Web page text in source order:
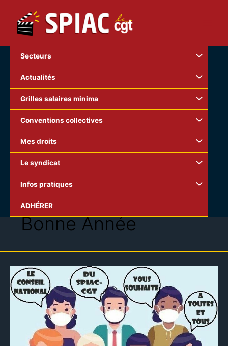
contenu
Secteurs
Actualités
Grilles salaires minima
Conventions collectives
Mes droits
Le syndicat
Infos pratiques
ADHÉRER
Bonne Année
2021,
DIFFERENTE…